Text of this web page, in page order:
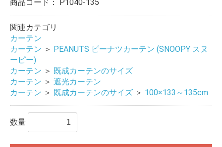
商品コード： P1040-135
関連カテゴリ
カーテン
カーテン ＞ PEANUTS ピーナツカーテン (SNOOPY スヌ
ーピー)
カーテン ＞ 既成カーテンのサイズ
カーテン ＞ 遮光カーテン
カーテン ＞ 既成カーテンのサイズ ＞ 100×133～135cm
数量